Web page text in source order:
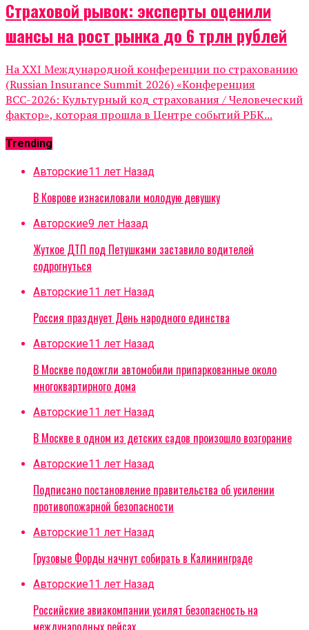
Страховой рывок: эксперты оценили
шансы на рост рынка до 6 трлн рублей
На XXI Международной конференции по страхованию
(Russian Insurance Summit 2026) «Конференция
ВСС-2026: Культурный код страхования / Человеческий
фактор», которая прошла в Центре событий РБК...
Trending
Авторские11 лет Назад
В Коврове изнасиловали молодую девушку
Авторские9 лет Назад
Жуткое ДТП под Петушками заставило водителей
содрогнуться
Авторские11 лет Назад
Россия празднует День народного единства
Авторские11 лет Назад
В Москве подожгли автомобили припаркованные около
многоквартирного дома
Авторские11 лет Назад
В Москве в одном из детских садов произошло возгорание
Авторские11 лет Назад
Подписано постановление правительства об усилении
противопожарной безопасности
Авторские11 лет Назад
Грузовые Форды начнут собирать в Калининграде
Авторские11 лет Назад
Российские авиакомпании усилят безопасность на
международных рейсах